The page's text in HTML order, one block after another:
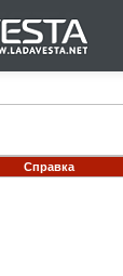
Справка